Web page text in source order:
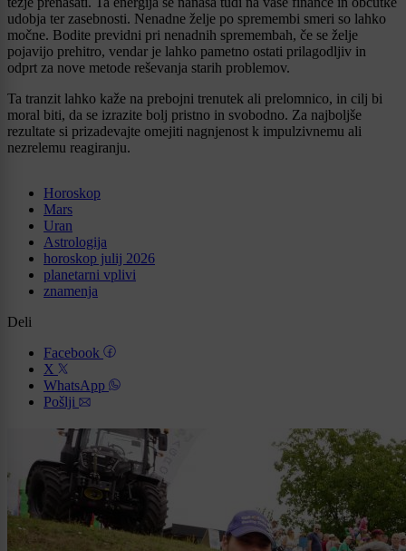
udobja ter zasebnosti. Nenadne želje po spremembi smeri so lahko
močne. Bodite previdni pri nenadnih spremembah, če se želje
pojavijo prehitro, vendar je lahko pametno ostati prilagodljiv in
odprt za nove metode reševanja starih problemov.
Ta tranzit lahko kaže na prebojni trenutek ali prelomnico, in cilj bi
moral biti, da se izrazite bolj pristno in svobodno. Za najboljše
rezultate si prizadevajte omejiti nagnjenost k impulzivnemu ali
nezrelemu reagiranju.
Horoskop
Mars
Uran
Astrologija
horoskop julij 2026
planetarni vplivi
znamenja
Deli
Facebook
X
WhatsApp
Pošlji